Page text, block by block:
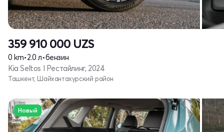
359 910 000 UZS
0 km•2.0 л•бензин
Kia Seltos I Рестайлинг, 2024
Ташкент, Шайхантахурский район
Новый